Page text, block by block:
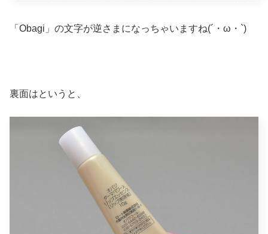
「Obagi」の文字が逆さまになっちゃいますね(´・ω・`)
裏面はというと、